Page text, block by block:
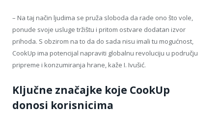
– Na taj način ljudima se pruža sloboda da rade ono što vole,
ponude svoje usluge tržištu i pritom ostvare dodatan izvor
prihoda. S obzirom na to da do sada nisu imali tu mogućnost,
CookUp ima potencijal napraviti globalnu revoluciju u području
pripreme i konzumiranja hrane, kaže I. Ivušić.
Ključne značajke koje CookUp
donosi korisnicima